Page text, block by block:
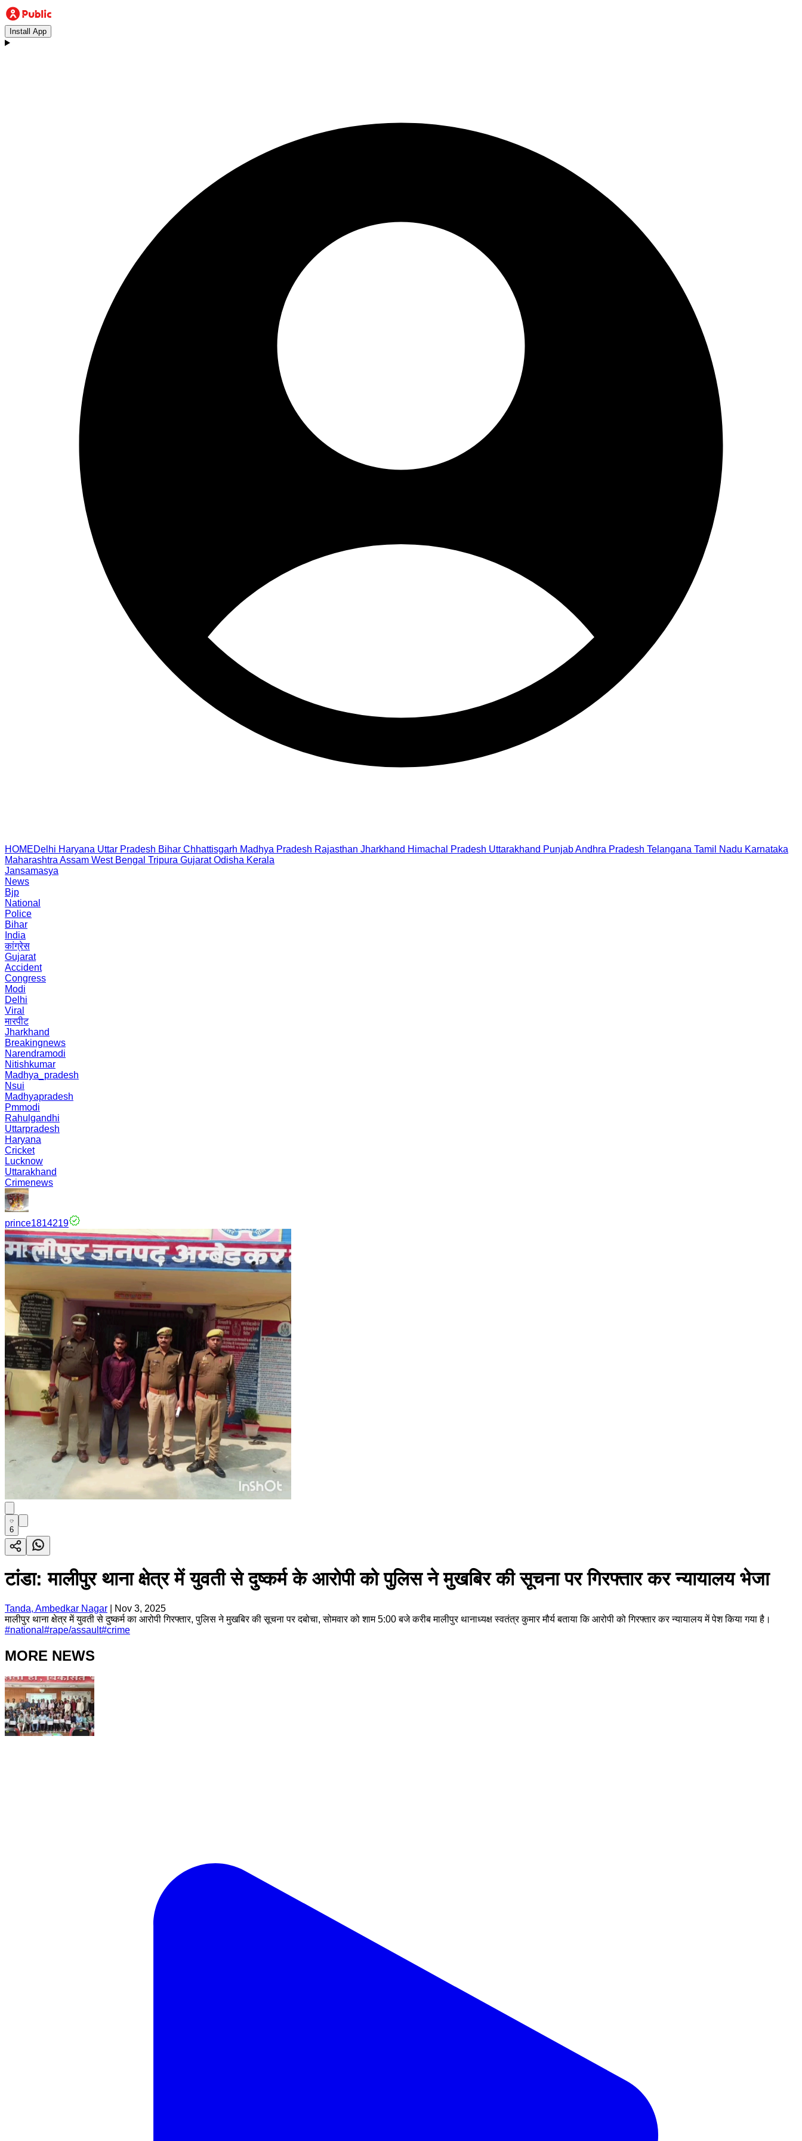
Install App
HOMEDelhi Haryana Uttar Pradesh Bihar Chhattisgarh Madhya Pradesh Rajasthan Jharkhand Himachal Pradesh Uttarakhand PunjabAndhra Pradesh Telangana Tamil Nadu Karnataka
Maharashtra Assam West Bengal Tripura Gujarat Odisha Kerala
Jansamasya
News
Bjp
National
Police
Bihar
India
कांग्रेस
Gujarat
Accident
Congress
Modi
Delhi
Viral
मारपीट
Jharkhand
Breakingnews
Narendramodi
Nitishkumar
Madhya_pradesh
Nsui
Madhyapradesh
Pmmodi
Rahulgandhi
Uttarpradesh
Haryana
Cricket
Lucknow
Uttarakhand
Crimenews
prince1814219
6
टांडा: मालीपुर थाना क्षेत्र में युवती से दुष्कर्म के आरोपी को पुलिस ने मुखबिर की सूचना पर गिरफ्तार कर न्यायालय भेजा
Tanda, Ambedkar Nagar
Nov 3, 2025
मालीपुर थाना क्षेत्र में युवती से दुष्कर्म का आरोपी गिरफ्तार, पुलिस ने मुखबिर की सूचना पर दबोचा, सोमवार को शाम 5:00 बजे करीब मालीपुर थानाध्यक्ष स्वतंत्र कुमार मौर्य बताया कि आरोपी को गिरफ्तार कर न्यायालय में पेश किया गया है।
#national #rape/assault#crime
MORE NEWS